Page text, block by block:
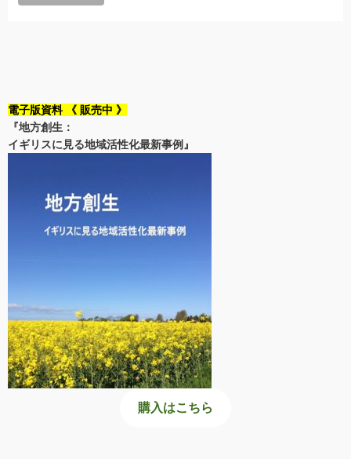
電子版資料 《 販売中 》
『地方創生：
イギリスに見る地域活性化最新事例』
購入はこちら